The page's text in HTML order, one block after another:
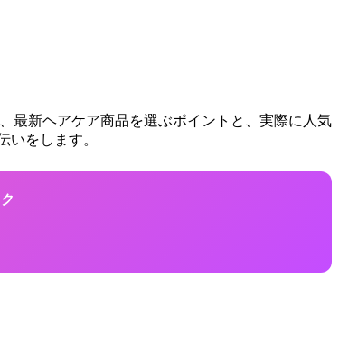
最新ヘアケア商品を選ぶポイントと、実際に人気
をします。